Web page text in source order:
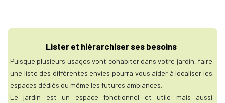
Lister et hiérarchiser ses besoins
Puisque plusieurs usages vont cohabiter dans votre jardin, faire
une liste des différentes envies pourra vous aider à localiser les
espaces dédiés ou même les futures ambiances.
Le jardin est un espace fonctionnel et utile mais aussi